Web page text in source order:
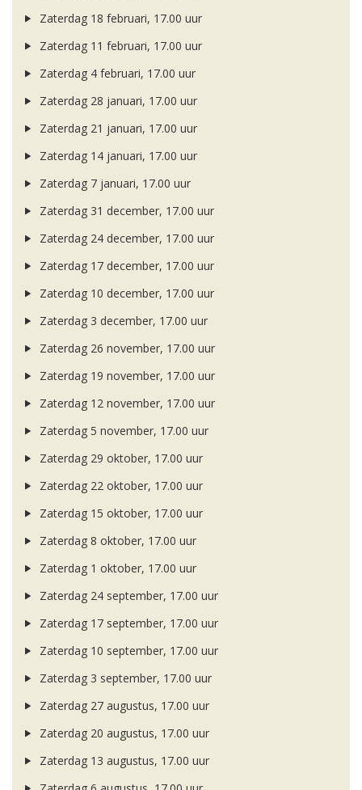
Zaterdag 18 februari, 17.00 uur
Zaterdag 11 februari, 17.00 uur
Zaterdag 4 februari, 17.00 uur
Zaterdag 28 januari, 17.00 uur
Zaterdag 21 januari, 17.00 uur
Zaterdag 14 januari, 17.00 uur
Zaterdag 7 januari, 17.00 uur
Zaterdag 31 december, 17.00 uur
Zaterdag 24 december, 17.00 uur
Zaterdag 17 december, 17.00 uur
Zaterdag 10 december, 17.00 uur
Zaterdag 3 december, 17.00 uur
Zaterdag 26 november, 17.00 uur
Zaterdag 19 november, 17.00 uur
Zaterdag 12 november, 17.00 uur
Zaterdag 5 november, 17.00 uur
Zaterdag 29 oktober, 17.00 uur
Zaterdag 22 oktober, 17.00 uur
Zaterdag 15 oktober, 17.00 uur
Zaterdag 8 oktober, 17.00 uur
Zaterdag 1 oktober, 17.00 uur
Zaterdag 24 september, 17.00 uur
Zaterdag 17 september, 17.00 uur
Zaterdag 10 september, 17.00 uur
Zaterdag 3 september, 17.00 uur
Zaterdag 27 augustus, 17.00 uur
Zaterdag 20 augustus, 17.00 uur
Zaterdag 13 augustus, 17.00 uur